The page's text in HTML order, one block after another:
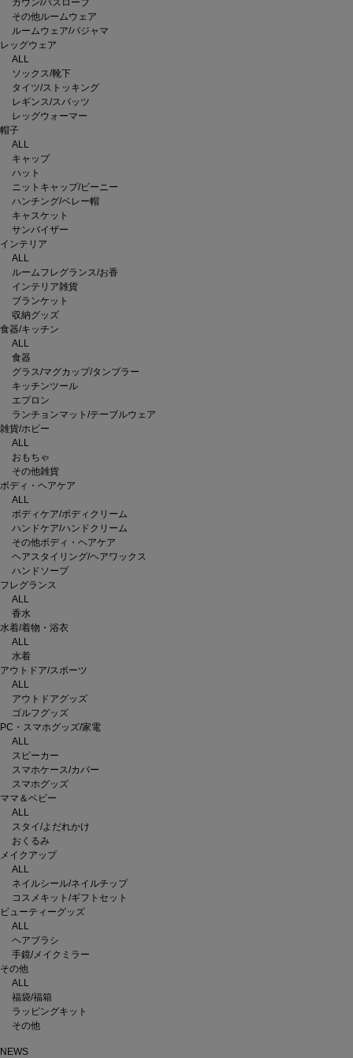
ガウン/バスローブ
その他ルームウェア
ルームウェア/パジャマ
レッグウェア
ALL
ソックス/靴下
タイツ/ストッキング
レギンス/スパッツ
レッグウォーマー
帽子
ALL
キャップ
ハット
ニットキャップ/ビーニー
ハンチング/ベレー帽
キャスケット
サンバイザー
インテリア
ALL
ルームフレグランス/お香
インテリア雑貨
ブランケット
収納グッズ
食器/キッチン
ALL
食器
グラス/マグカップ/タンブラー
キッチンツール
エプロン
ランチョンマット/テーブルウェア
雑貨/ホビー
ALL
おもちゃ
その他雑貨
ボディ・ヘアケア
ALL
ボディケア/ボディクリーム
ハンドケア/ハンドクリーム
その他ボディ・ヘアケア
ヘアスタイリング/ヘアワックス
ハンドソープ
フレグランス
ALL
香水
水着/着物・浴衣
ALL
水着
アウトドア/スポーツ
ALL
アウトドアグッズ
ゴルフグッズ
PC・スマホグッズ/家電
ALL
スピーカー
スマホケース/カバー
スマホグッズ
ママ＆ベビー
ALL
スタイ/よだれかけ
おくるみ
メイクアップ
ALL
ネイルシール/ネイルチップ
コスメキット/ギフトセット
ビューティーグッズ
ALL
ヘアブラシ
手鏡/メイクミラー
その他
ALL
福袋/福箱
ラッピングキット
その他
NEWS